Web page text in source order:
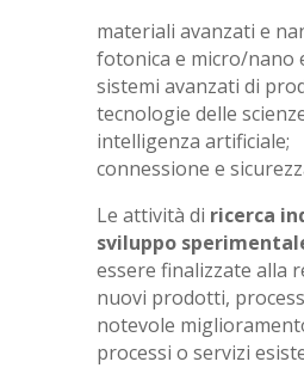
materiali avanzati e
fotonica e micro/nano
sistemi avanzati di
tecnologie delle
intelligenza artificiale;
connessione e
Le attività di ricerca
sviluppo
essere finalizzate alla
nuovi prodotti,
notevole
processi o servizi